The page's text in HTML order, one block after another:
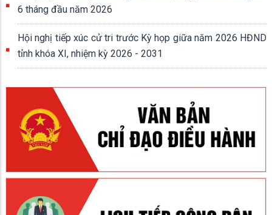
6 tháng đầu năm 2026
Hội nghị tiếp xúc cử tri trước Kỳ họp giữa năm 2026 HĐND
tỉnh khóa XI, nhiệm kỳ 2026 - 2031